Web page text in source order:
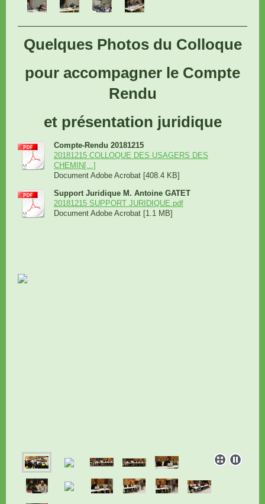
Quelques Photos du Colloque
pour accompagner le Compte
Rendu
et présentation juridique
Compte-Rendu 20181215
20181215 COLLOQUE DES USAGERS DES
CHEMIN[...]
Document Adobe Acrobat [408.4 KB]
Support Juridique M. Antoine GATET
20181215 SUPPORT JURIDIQUE.pdf
Document Adobe Acrobat [1.1 MB]